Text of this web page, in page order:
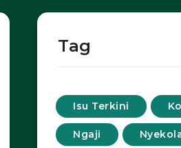
Tag
Isu Terkini
Ngaji